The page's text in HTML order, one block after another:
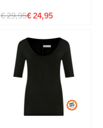
€ 24,95
€ 29,95